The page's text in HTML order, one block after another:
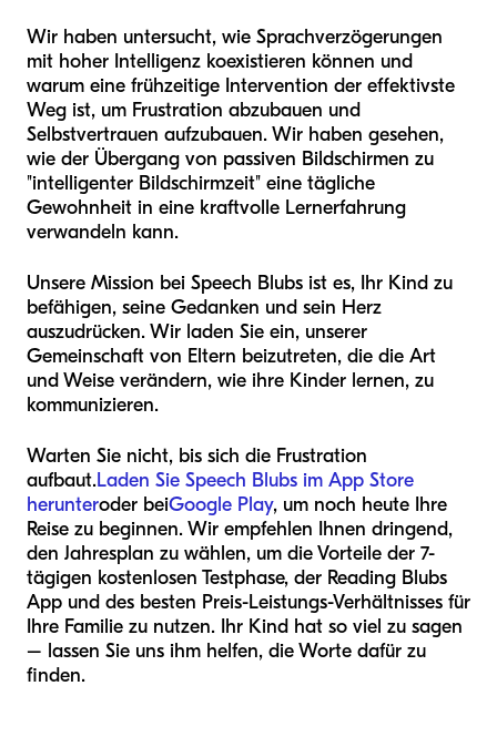
Wir haben untersucht, wie Sprachverzögerungen
mit hoher Intelligenz koexistieren können und
warum eine frühzeitige Intervention der effektivste
Weg ist, um Frustration abzubauen und
Selbstvertrauen aufzubauen. Wir haben gesehen,
wie der Übergang von passiven Bildschirmen zu
"intelligenter Bildschirmzeit" eine tägliche
Gewohnheit in eine kraftvolle Lernerfahrung
verwandeln kann.
Unsere Mission bei Speech Blubs ist es, Ihr Kind zu
befähigen, seine Gedanken und sein Herz
auszudrücken. Wir laden Sie ein, unserer
Gemeinschaft von Eltern beizutreten, die die Art
und Weise verändern, wie ihre Kinder lernen, zu
kommunizieren.
Warten Sie nicht, bis sich die Frustration
aufbaut.Laden Sie Speech Blubs im App Store
herunteroder beiGoogle Play, um noch heute Ihre
Reise zu beginnen. Wir empfehlen Ihnen dringend,
den Jahresplan zu wählen, um die Vorteile der 7-
tägigen kostenlosen Testphase, der Reading Blubs
App und des besten Preis-Leistungs-Verhältnisses für
Ihre Familie zu nutzen. Ihr Kind hat so viel zu sagen
– lassen Sie uns ihm helfen, die Worte dafür zu
finden.